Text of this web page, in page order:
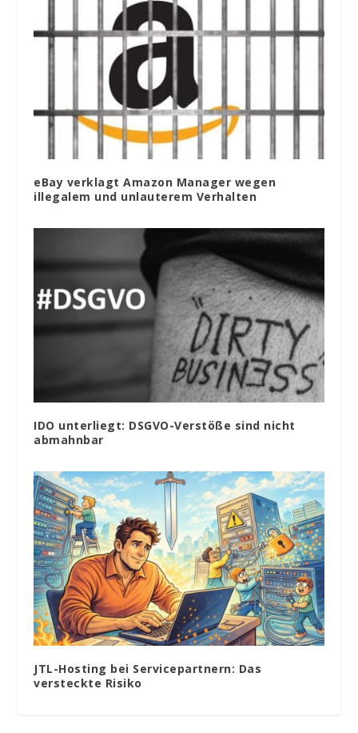
eBay verklagt Amazon Manager wegen
illegalem und unlauterem Verhalten
IDO unterliegt: DSGVO-Verstöße sind nicht
abmahnbar
JTL-Hosting bei Servicepartnern: Das
versteckte Risiko